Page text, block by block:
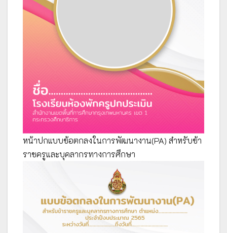
หน้าปกแบบข้อตกลงในการพัฒนางาน(PA) สำหรับข้า
ราชครูและบุคลากรทางการศึกษา